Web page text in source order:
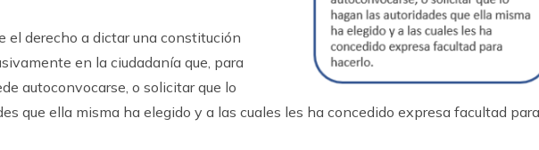
el derecho a dictar una constitución
en la ciudadanía que, para
autoconvocarse, o solicitar que lo
que ella misma ha elegido y a las cuales les ha concedido expresa facultad para